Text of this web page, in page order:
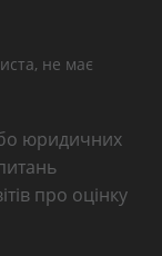
не має
юридичних
про оцінку